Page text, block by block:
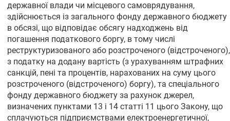
державної влади чи місцевого самоврядування,
здійснюється із загального фонду державного бюджету
в обсязі, що відповідає обсягу надходжень від
погашення податкового боргу, в тому числі
реструктуризованого або розстроченого (відстроченого),
з податку на додану вартість (з урахуванням штрафних
санкцій, пені та процентів, нарахованих на суму цього
розстроченого (відстроченого) боргу), та спеціального
фонду державного бюджету за рахунок джерел,
визначених пунктами 13 і 14 статті 11 цього Закону, що
сплачуються підприємствами електроенергетичної,